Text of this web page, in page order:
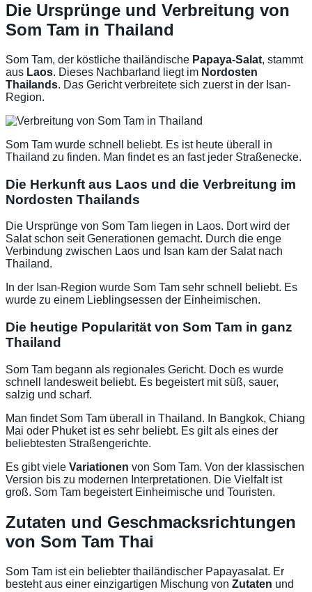
Die Ursprünge und Verbreitung von
Som Tam in Thailand
Som Tam, der köstliche thailändische Papaya-Salat, stammt
aus Laos. Dieses Nachbarland liegt im Nordosten
Thailands. Das Gericht verbreitete sich zuerst in der Isan-
Region.
Som Tam wurde schnell beliebt. Es ist heute überall in
Thailand zu finden. Man findet es an fast jeder Straßenecke.
Die Herkunft aus Laos und die Verbreitung im
Nordosten Thailands
Die Ursprünge von Som Tam liegen in Laos. Dort wird der
Salat schon seit Generationen gemacht. Durch die enge
Verbindung zwischen Laos und Isan kam der Salat nach
Thailand.
In der Isan-Region wurde Som Tam sehr schnell beliebt. Es
wurde zu einem Lieblingsessen der Einheimischen.
Die heutige Popularität von Som Tam in ganz
Thailand
Som Tam begann als regionales Gericht. Doch es wurde
schnell landesweit beliebt. Es begeistert mit süß, sauer,
salzig und scharf.
Man findet Som Tam überall in Thailand. In Bangkok, Chiang
Mai oder Phuket ist es sehr beliebt. Es gilt als eines der
beliebtesten Straßengerichte.
Es gibt viele Variationen von Som Tam. Von der klassischen
Version bis zu modernen Interpretationen. Die Vielfalt ist
groß. Som Tam begeistert Einheimische und Touristen.
Zutaten und Geschmacksrichtungen
von Som Tam Thai
Som Tam ist ein beliebter thailändischer Papayasalat. Er
besteht aus einer einzigartigen Mischung von Zutaten und